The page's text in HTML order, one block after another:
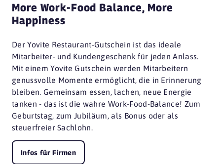
More Work-Food Balance, More
Happiness
Der Yovite Restaurant-Gutschein ist das ideale
Mitarbeiter- und Kundengeschenk für jeden Anlass.
Mit einem Yovite Gutschein werden Mitarbeitern
genussvolle Momente ermöglicht, die in Erinnerung
bleiben. Gemeinsam essen, lachen, neue Energie
tanken - das ist die wahre Work-Food-Balance! Zum
Geburtstag, zum Jubiläum, als Bonus oder als
steuerfreier Sachlohn.
Infos für Firmen